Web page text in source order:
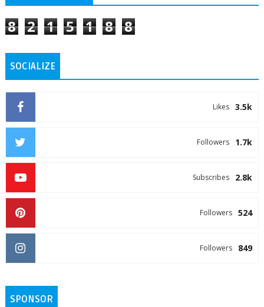
8 2 1 5 1 8 8
SOCIALIZE
3.5k
Likes
1.7k
Followers
2.8k
Subscribes
524
Followers
849
Followers
SPONSOR